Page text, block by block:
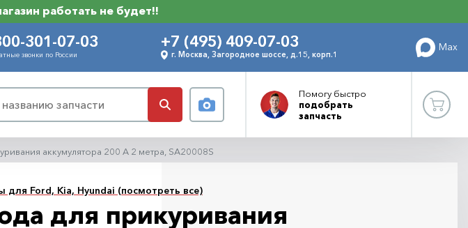
работать не будет!!
301-07-03
звонки по России
+7 (495) 409-07-03
г. Москва, Загородное шоссе, д.15, корп.1
Max
Помогу быстро
подобрать
запчасть
аккумулятора 200 А 2 метра, SA20008S
для Ford, Kia, Hyundai (посмотреть все)
для прикуривания